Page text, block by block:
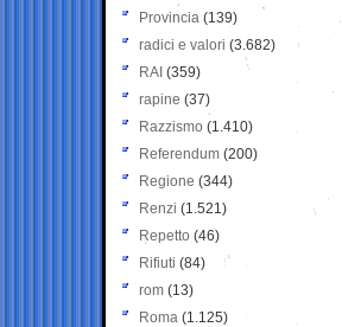
Provincia (139)
radici e valori (3.682)
RAI (359)
rapine (37)
Razzismo (1.410)
Referendum (200)
Regione (344)
Renzi (1.521)
Repetto (46)
Rifiuti (84)
rom (13)
Roma (1.125)